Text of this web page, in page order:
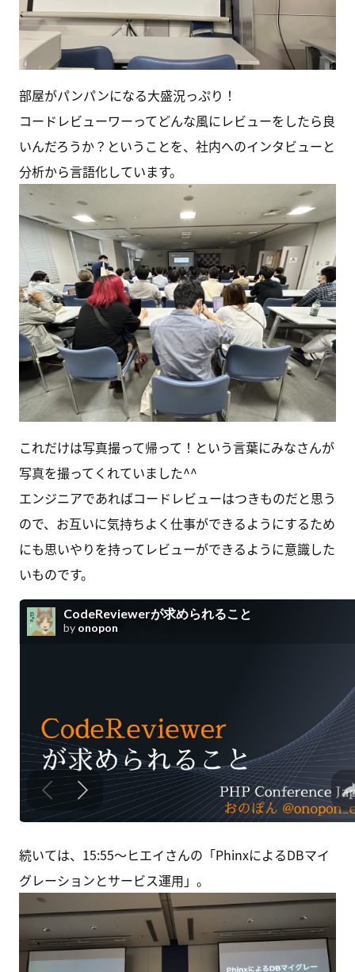
部屋がパンパンになる大盛況っぷり！
コードレビューワーってどんな風にレビューをしたら良
いんだろうか？ということを、社内へのインタビューと
分析から言語化しています。
これだけは写真撮って帰って！という言葉にみなさんが
写真を撮ってくれていました^^
エンジニアであればコードレビューはつきものだと思う
ので、お互いに気持ちよく仕事ができるようにするため
にも思いやりを持ってレビューができるように意識した
いものです。
続いては、15:55〜ヒエイさんの「PhinxによるDBマイ
グレーションとサービス運用」。